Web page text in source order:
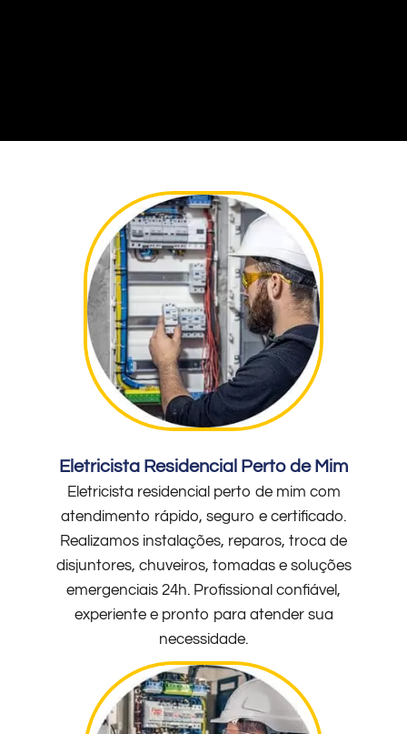
Eletricista Residencial Perto de Mim
Eletricista residencial perto de mim com
atendimento rápido, seguro e certificado.
Realizamos instalações, reparos, troca de
disjuntores, chuveiros, tomadas e soluções
emergenciais 24h. Profissional confiável,
experiente e pronto para atender sua
necessidade.